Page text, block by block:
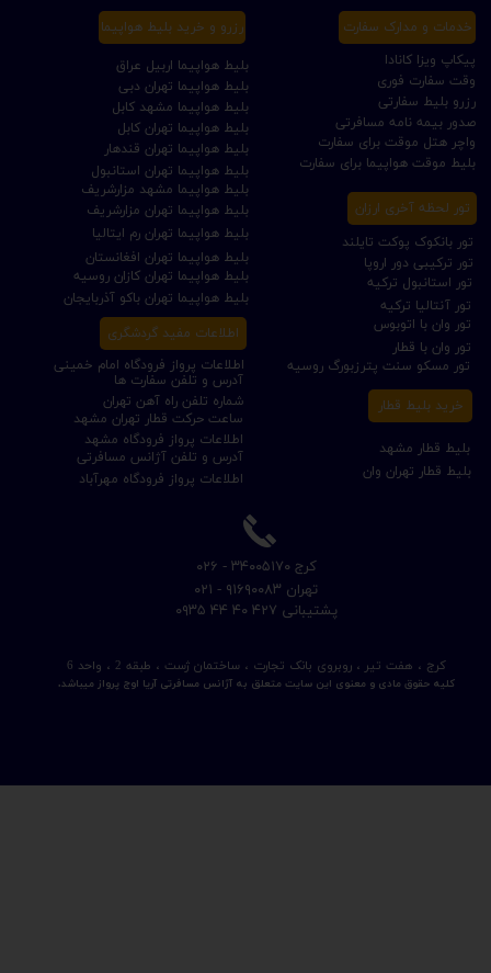
کلیه حقوق مادی و معنوی این سایت متعلق به آژانس مسافرتی آریا اوج پرواز میباشد.
​تهران ۹۱۶۹۰۰۸۳ - ۰۲۱
کرج ، هفت تیر ، روبروی بانک تجارت ، ساختمان ژست ، طبقه 2 ، واحد 6
​کرج ۳۴۰۰۵۱۷۰ - ۰۲۶
​پشتیبانی ۴۲۷ ۴۰ ۴۴ ۰۹۳۵
تور ترکیبی دور اروپا
رزرو بلیط سفارتی
پیکاپ ویزا کانادا
بلیط هواپیما تهران کابل
بلیط هواپیما تهران مزارشریف
بلیط هواپیما مشهد کابل
بلیط هواپیما تهران قندهار
بلیط هواپیما تهران افغانستان
بلیط هواپیما مشهد مزارشریف
بلیط قطار تهران وان
بلیط قطار مشهد
بلیط موقت هواپیما برای سفارت
واچر هتل موقت برای سفارت
بلیط هواپیما تهران رم ایتالیا
اطلاعات پرواز فرودگاه امام خمینی
بلیط هواپیما تهران دبی
بلیط هواپیما تهران باکو آذربایجان
بلیط هواپیما تهران استانبول
بلیط هواپیما تهران کازان روسیه
بلیط هواپیما اربیل عراق
صدور بیمه نامه مسافرتی
تور آنتالیا ترکیه
تور استانبول ترکیه
تور مسکو سنت پترزبورگ روسیه
تور وان با قطار
تور بانکوک پوکت تایلند
تور وان با اتوبوس
ساعت حرکت قطار تهران مشهد
خرید بلیط قطار
خدمات و مدارک سفارت رزرو و خرید بلیط هواپیما
تور لحظه آخری ارزان
شماره تلفن راه آهن تهران
وقت سفارت فوری
اطلاعات پرواز فرودگاه مهرآباد
اطلاعات پرواز فرودگاه مشهد
آدرس و تلفن سفارت ها
آدرس و تلفن آژانس مسافرتی
اطلاعات مفید گردشگری